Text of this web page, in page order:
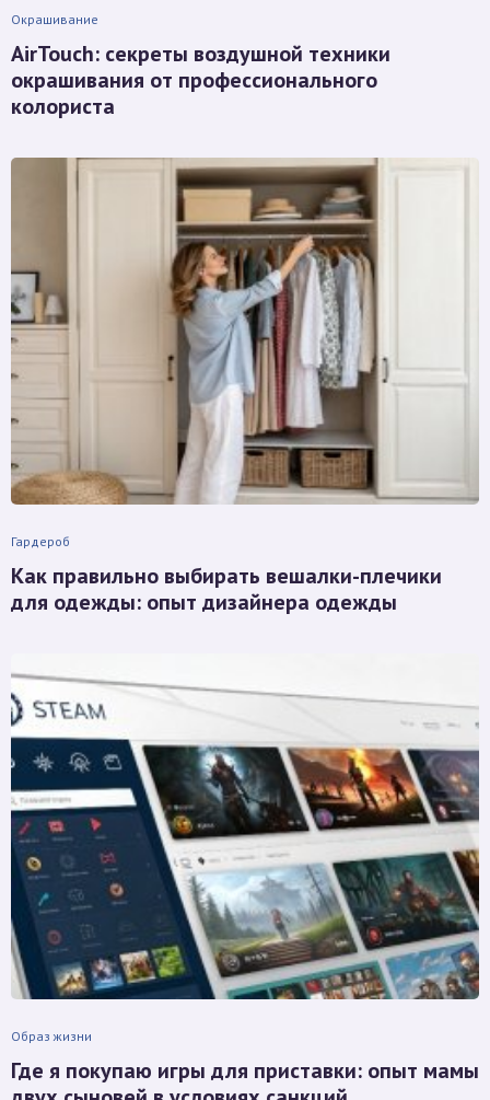
Окрашивание
AirTouch: секреты воздушной техники
окрашивания от профессионального
колориста
Гардероб
Как правильно выбирать вешалки-плечики
для одежды: опыт дизайнера одежды
Образ жизни
Где я покупаю игры для приставки: опыт мамы